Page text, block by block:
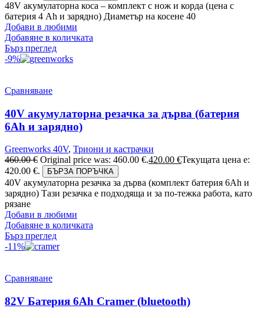
48V акумулаторна коса – комплект с нож и корда (цена с
батерия 4 Ah и зарядно) Диаметър на косене 40
Добави в любими
Добавяне в количката
Бърз преглед
-9%
Сравняване
40V акумулаторна резачка за дърва (батерия
6Аh и зарядно)
Greenworks 40V, Триони и кастрачки
460.00€ Original price was: 460.00 €.420.00 €Текущата цена е:
420.00 €.
БЪРЗА ПОРЪЧКА
40V акумулаторна резачка за дърва (комплект батерия 6Ah и
зарядно) Тази резачка е подходяща и за по-тежка работа, като
рязане
Добави в любими
Добавяне в количката
Бърз преглед
-11%
Сравняване
82V Батерия 6Ah Cramer (bluetooth)